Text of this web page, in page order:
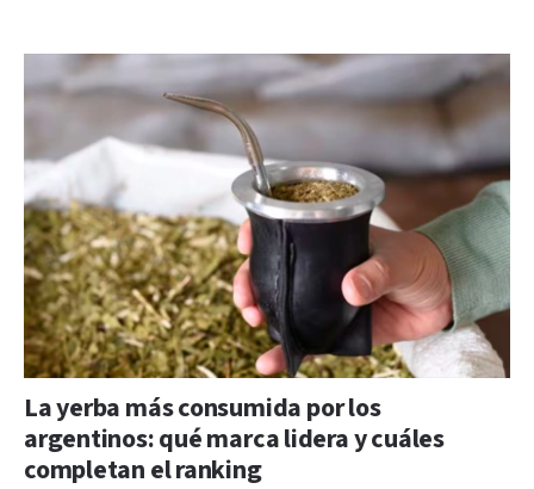
La yerba más consumida por los
argentinos: qué marca lidera y cuáles
completan el ranking